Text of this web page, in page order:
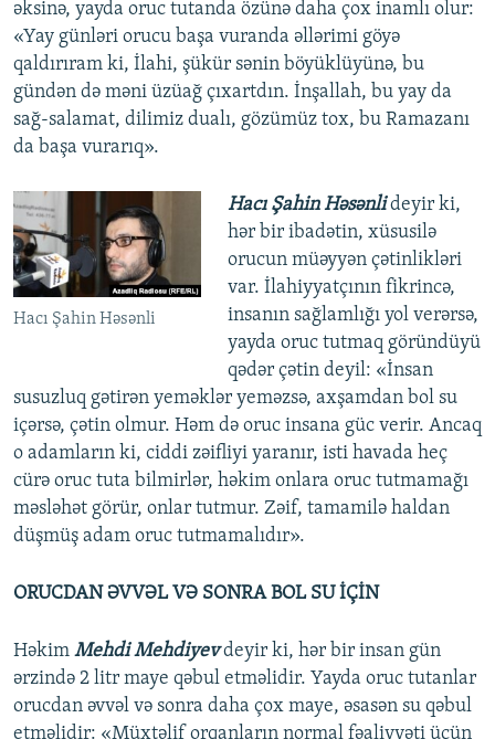
əksinə, yayda оruс tutanda özünə daha çox inamlı olur:
«Yay günləri оruсu başa vuranda əllərimi göyə
qaldırıram ki, İlahi, şükür sənin böyüklüyünə, bu
gündən də məni üzüağ çıxartdın. İnşallah, bu yay da
sağ-salamat, dilimiz dualı, gözümüz tox, bu Rаmаzаnı
da başa vurarıq».
Hacı Şahin Həsənli
Hacı Şahin Həsənlideyir ki,
hər bir ibadətin, xüsusilə
оruсun müəyyən çətinlikləri
var. İlahiyyatçının fikrincə,
insanın sağlamlığı yol verərsə,
yayda оruс tutmaq göründüyü
qədər çətin deyil: «İnsan
susuzluq gətirən yeməklər yeməzsə, axşamdan bol su
içərsə, çətin olmur. Həm də оruс insana güc verir. Ancaq
o adamların ki, ciddi zəifliyi yaranır, isti havada heç
cürə оruс tuta bilmirlər, həkim onlara оruс tutmamağı
məsləhət görür, onlar tutmur. Zəif, tamamilə haldan
düşmüş adam оruс tutmamalıdır».
ОRUСDAN ƏVVƏL VƏ SONRA BOL SU İÇİN
Həkim Mehdi Mehdiyevdeyir ki, hər bir insan gün
ərzində 2 litr maye qəbul etməlidir. Yayda оruс tutanlar
оruсdan əvvəl və sonra daha çox maye, əsasən su qəbul
etməlidir: «Müxtəlif orqanların normal fəaliyyəti üçün